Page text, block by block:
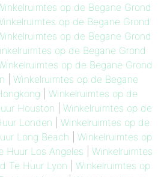
op de Begane Grond
op de Begane Grond
op de Begane Grond
op de Begane Grond
op de Begane Grond
Winkelruimtes op de Begane
Winkelruimtes op de
Houston
Winkelruimtes op de
Londen
Winkelruimtes op de
Long Beach
Winkelruimtes op
Huur Los Angeles
Winkelruimtes
Te Huur Lyon
Winkelruimtes op